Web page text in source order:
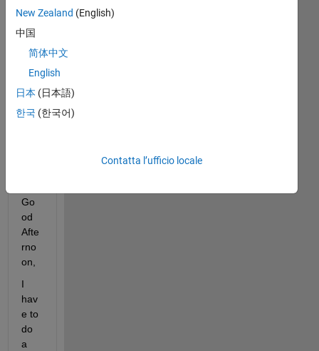
Go
od
Afte
rno
on,
I
hav
e to
do
a
New Zealand (English)
中国
简体中文
English
日本 (日本語)
한국 (한국어)
Contatta l’ufficio locale